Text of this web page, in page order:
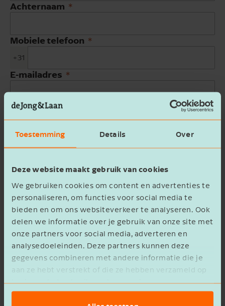
Toestemming Details Over
Deze website maakt gebruik van cookies
We gebruiken cookies om content en advertenties te
personaliseren, om functies voor social media te
bieden en om ons websiteverkeer te analyseren. Ook
delen we informatie over je gebruik van onze site met
onze partners voor social media, adverteren en
analysedoeleinden. Deze partners kunnen deze
gegevens combineren met andere informatie die je
aan ze hebt verstrekt of die ze hebben verzameld op
basis van het gebruik van hun services.
Achternaam
Mobiele telefoon
+31
E-mailadres
Bedrijfsnaam
Ik ga akkoord met hetprivacy statement
Verzenden